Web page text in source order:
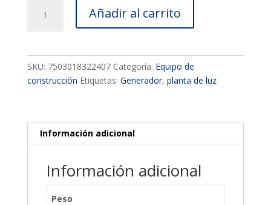
HYUNDAI
cantidad
Añadir al carrito
SKU: 7503018322407 Categoría: Equipo de
construcción Etiquetas: Generador, planta de luz
Información adicional
Información adicional
Peso